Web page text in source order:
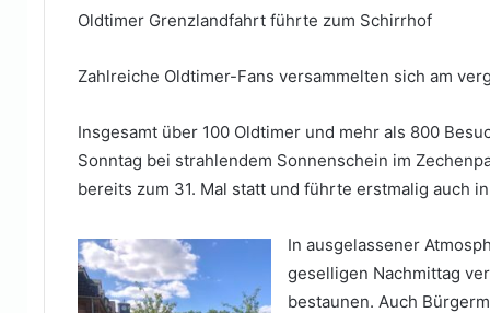
Oldtimer Grenzlandfahrt führte zum Schirrhof
Zahlreiche Oldtimer-Fans versammelten sich am
Insgesamt über 100 Oldtimer und mehr als 800
Sonntag bei strahlendem Sonnenschein im
bereits zum 31. Mal statt und führte erstmalig auch
In ausgelassener
geselligen Nachmittag
bestaunen. Auch